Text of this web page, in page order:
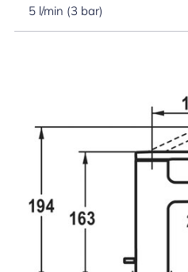
5 l/min (3 bar)